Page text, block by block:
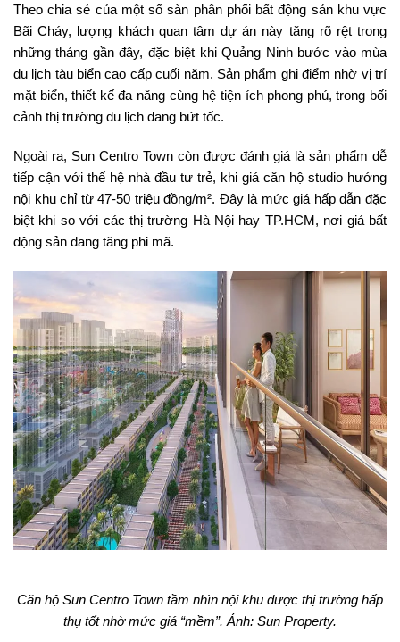
Theo chia sẻ của một số sàn phân phối bất động sản khu vực
Bãi Cháy, lượng khách quan tâm dự án này tăng rõ rệt trong
những tháng gần đây, đặc biệt khi Quảng Ninh bước vào mùa
du lịch tàu biển cao cấp cuối năm. Sản phẩm ghi điểm nhờ vị trí
mặt biển, thiết kế đa năng cùng hệ tiện ích phong phú, trong bối
cảnh thị trường du lịch đang bứt tốc.
Ngoài ra, Sun Centro Town còn được đánh giá là sản phẩm dễ
tiếp cận với thế hệ nhà đầu tư trẻ, khi giá căn hộ studio hướng
nội khu chỉ từ 47-50 triệu đồng/m². Đây là mức giá hấp dẫn đặc
biệt khi so với các thị trường Hà Nội hay TP.HCM, nơi giá bất
động sản đang tăng phi mã.
Căn hộ Sun Centro Town tầm nhìn nội khu được thị trường hấp
thụ tốt nhờ mức giá “mềm”. Ảnh: Sun Property.